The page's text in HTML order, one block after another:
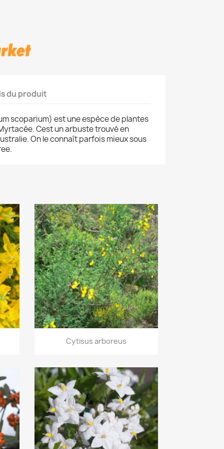
du produit
scoparium) est une espèce de plantes
Cest un arbuste trouvé en
On le connaît parfois mieux sous
Aperçu rapide
Cytisus arboreus